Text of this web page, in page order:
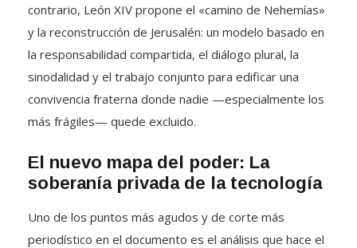
contrario, León XIV propone el «camino de Nehemías»
y la reconstrucción de Jerusalén: un modelo basado en
la responsabilidad compartida, el diálogo plural, la
sinodalidad y el trabajo conjunto para edificar una
convivencia fraterna donde nadie —especialmente los
más frágiles— quede excluido.
El nuevo mapa del poder: La
soberanía privada de la tecnología
Uno de los puntos más agudos y de corte más
periodístico en el documento es el análisis que hace el